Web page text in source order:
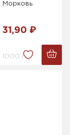
Морковь
31,90 ₽
1000 г.